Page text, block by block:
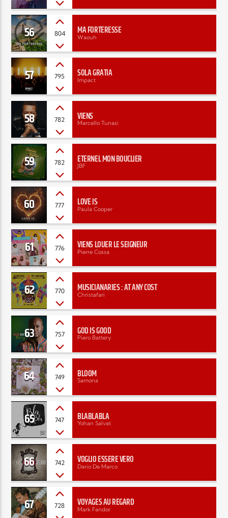
56 804 MA FORTERESSE
Waouh
57 795 SOLA GRATIA
Impact
58 782 VIENS
Marcello Tunasi
59 782 ETERNEL MON BOUCLIER
JBF
60 777 LOVE IS
Paula Cooper
61 776 VIENS LOUER LE SEIGNEUR
Pierre Cossa
62 770 MUSICIANARIES : AT ANY COST
Christafari
63 757 GOD IS GOOD
Piero Battery
64 749 BLOOM
Samona
65 747 BLABLABLA
Yohan Salvat
66 742 VOGLIO ESSERE VERO
Dario De Marco
67 728 VOYAGES AU REGARD
Mark Fandor